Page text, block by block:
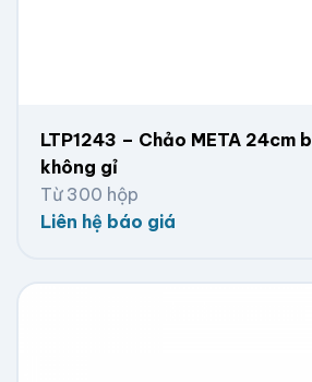
LTP1243 – Chảo META 24cm
không gỉ
Từ 300 hộp
Liên hệ báo giá